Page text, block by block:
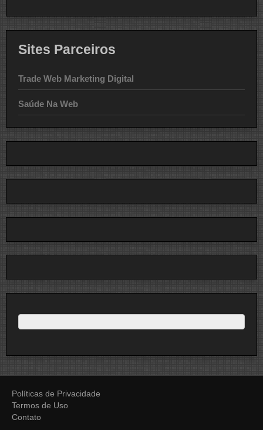
Sites Parceiros
Trade Web Marketing Digital
Saúde Na Web
Políticas de Privacidade
Termos de Uso
Contato